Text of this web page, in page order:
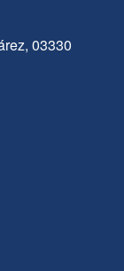
03330